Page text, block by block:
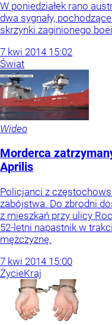
W poniedziałek rano
dwa sygnały,
skrzynki zaginionego
7 kwi 2014 15:02
Świat
Wideo
Morderca
Aprilis
Policjanci z
zabójstwa. Do zbrodni
z mieszkań przy ulicy
52-letni napastnik w
mężczyznę.
7 kwi 2014 15:00
ŻycieKraj